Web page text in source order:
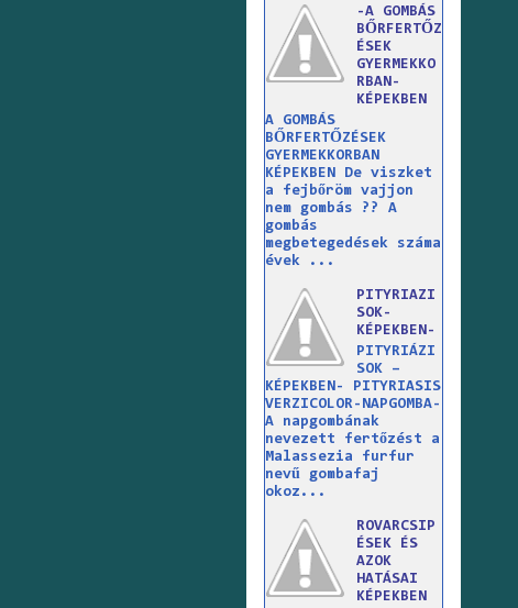
-A GOMBÁS
BŐRFERTŐZ
ÉSEK
GYERMEKKO
RBAN-
KÉPEKBEN
A GOMBÁS
BŐRFERTŐZÉSEK
GYERMEKKORBAN
KÉPEKBEN De viszket
a fejbőröm vajjon
nem gombás ?? A
gombás
megbetegedések száma
évek ...
PITYRIAZI
SOK-
KÉPEKBEN-
PITYRIÁZI
SOK –
KÉPEKBEN- PITYRIASIS
VERZICOLOR-NAPGOMBA-
A napgombának
nevezett fertőzést a
Malassezia furfur
nevű gombafaj
okoz...
ROVARCSIP
ÉSEK ÉS
AZOK
HATÁSAI
KÉPEKBEN